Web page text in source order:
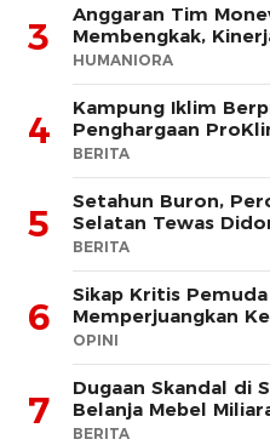
3
Anggaran Tim
Membengkak,
HUMANIORA
4
Kampung Iklim
Penghargaan
BERITA
5
Setahun Buron,
Selatan Tewas
BERITA
6
Sikap Kritis
Memperjuangkan
OPINI
7
Dugaan Skandal di
Belanja Mebel
BERITA